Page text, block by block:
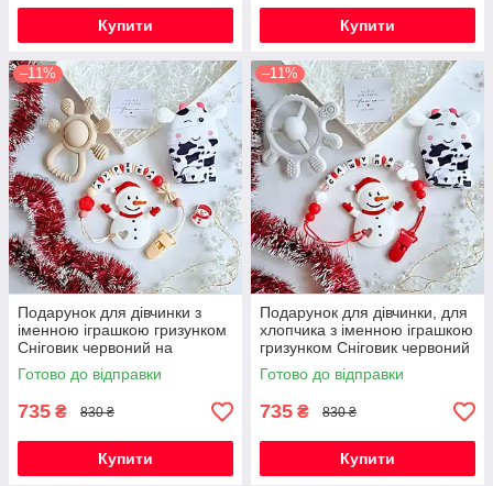
Купити Купити
–11%
Подарунок для дівчинки з
іменною іграшкою гризунком
Сніговик червоний на
Новорічні свята
Готово до відправки
735 ₴ 830 ₴
Купити
–11%
Подарунок для дівчинки, для
хлопчика з іменною іграшкою
гризунком Сніговик червоний
на Новорічні свята
Готово до відправки
735 ₴ 830 ₴
Купити